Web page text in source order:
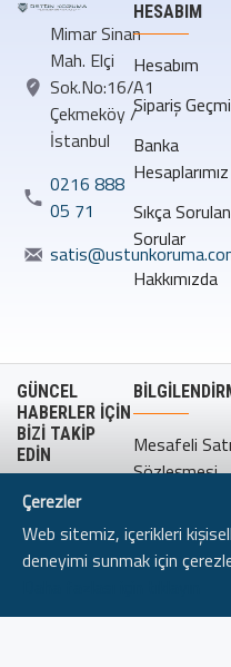
Mimar Sinan
Mah. Elçi
Sok.No:16/A1
Çekmeköy /
İstanbul
0216 888
05 71
HESABIM
Hesabım
Sipariş
Banka
Hesaplarımız
Sıkça Sorulan
Sorular
Hakkımızda
GÜNCEL
HABERLER İÇİN
BİZİ TAKİP
EDİN
Mesafeli
Sözleşmesi
Politikası
Çerezler
Web sitemiz, içerikleri
deneyimi sunmak için